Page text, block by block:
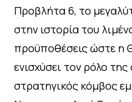
Προβλήτα 6, το
στην ιστορία του
προϋποθέσεις ώστε η
ενισχύσει τον ρόλο
στρατηγικός κόμβος